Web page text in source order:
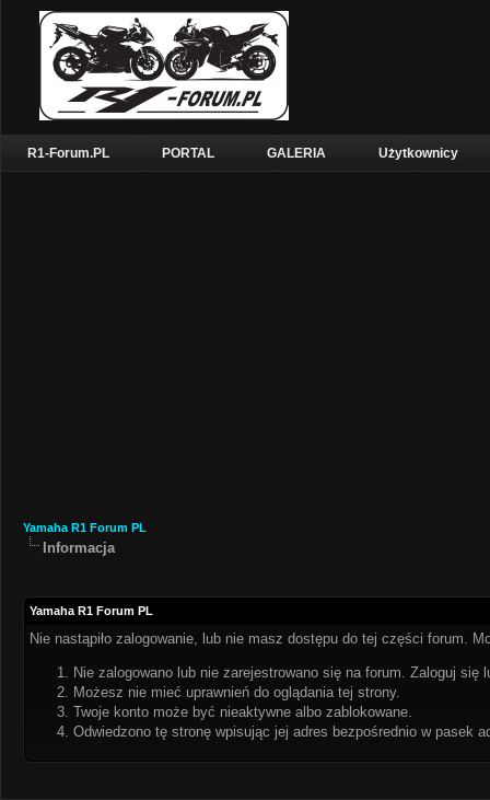
R1-Forum.PL PORTAL GALERIA Użytkownicy
Yamaha R1 Forum PL
Informacja
Yamaha R1 Forum PL
Nie nastąpiło zalogowanie, lub nie masz dostępu do tej części forum.
Nie zalogowano lub nie zarejestrowano się na forum. Zaloguj się
Możesz nie mieć uprawnień do oglądania tej strony.
Twoje konto może być nieaktywne albo zablokowane.
Odwiedzono tę stronę wpisując jej adres bezpośrednio w pasek